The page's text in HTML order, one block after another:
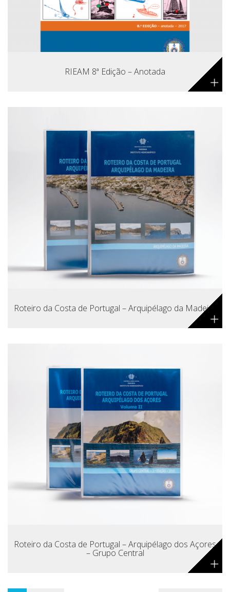
RIEAM 8ª Edição – Anotada +
Roteiro da Costa de Portugal – Arquipélago da Madeira+
Roteiro da Costa de Portugal – Arquipélago dos Açores
– Grupo Central +